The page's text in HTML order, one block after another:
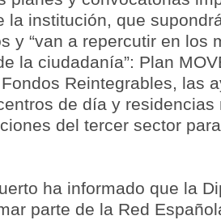
la institución, que
y “van a repercutir en los
la ciudadanía”: Plan
Reintegrables, las
de día y
del tercer sector
ha informado que la
parte de la Red